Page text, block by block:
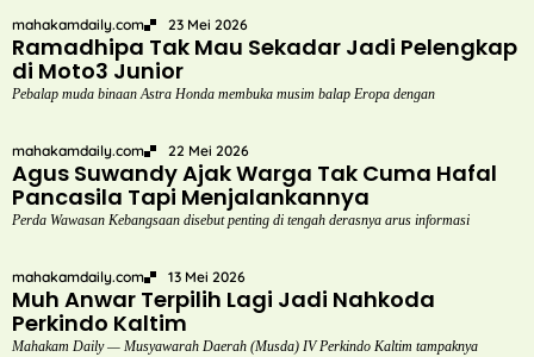
mahakamdaily.com 23 Mei 2026
Ramadhipa Tak Mau Sekadar Jadi Pelengkap
di Moto3 Junior
Pebalap muda binaan Astra Honda membuka musim balap Eropa dengan
mahakamdaily.com 22 Mei 2026
Agus Suwandy Ajak Warga Tak Cuma Hafal
Pancasila Tapi Menjalankannya
Perda Wawasan Kebangsaan disebut penting di tengah derasnya arus informasi
mahakamdaily.com 13 Mei 2026
Muh Anwar Terpilih Lagi Jadi Nahkoda
Perkindo Kaltim
Mahakam Daily — Musyawarah Daerah (Musda) IV Perkindo Kaltim tampaknya